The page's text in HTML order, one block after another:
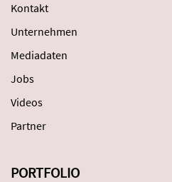
Kontakt
Unternehmen
Mediadaten
Jobs
Videos
Partner
PORTFOLIO